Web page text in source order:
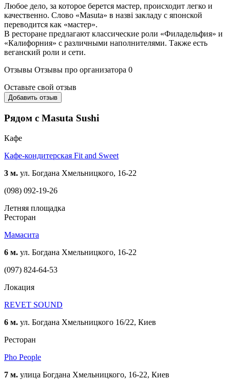
Любое дело, за которое берется мастер, происходит легко и
качественно. Слово «Masuta» в назві закладу с японской
переводится как «мастер».
В ресторане предлагают классические роли «Филадельфия» и
«Калифорния» с различными наполнителями. Также есть
веганский роли и сети.
Отзывы Отзывы про организатора 0
Оставьте свой отзыв
Добавить отзыв
Рядом с Masuta Sushi
Кафе
Кафе-кондитерская Fit and Sweet
3 м. ул. Богдана Хмельницкого, 16-22
(098) 092-19-26
Летняя площадка
Ресторан
Мамасита
6 м. ул. Богдана Хмельницкого, 16-22
(097) 824-64-53
Локация
REVET SOUND
6 м. ул. Богдана Хмельницкого 16/22, Киев
Ресторан
Pho People
7 м. улица Богдана Хмельницкого, 16-22, Киев